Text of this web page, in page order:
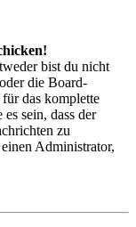
bist du nicht
die Board-
das komplette
sein, dass der
zu
Administrator,